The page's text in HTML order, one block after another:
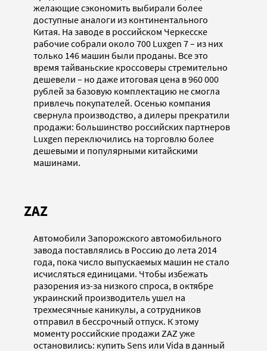
желающие сэкономить выбирали более
доступные аналоги из континентального
Китая. На заводе в российском Черкесске
рабочие собрали около 700 Luxgen 7 – из них
только 146 машин были проданы. Все это
время тайваньские кроссоверы стремительно
дешевели – но даже итоговая цена в 960 000
рублей за базовую комплектацию не смогла
привлечь покупателей. Осенью компания
свернула производство, а дилеры прекратили
продажи: большинство российских партнеров
Luxgen переключились на торговлю более
дешевыми и популярными китайскими
машинами.
ZAZ
Автомобили Запорожского автомобильного
завода поставлялись в Россию до лета 2014
года, пока число выпускаемых машин не стало
исчисляться единицами. Чтобы избежать
разорения из-за низкого спроса, в октябре
украинский производитель ушел на
трехмесячные каникулы, а сотрудников
отправил в бессрочный отпуск. К этому
моменту российские продажи ZAZ уже
остановились: купить Sens или Vida в данный